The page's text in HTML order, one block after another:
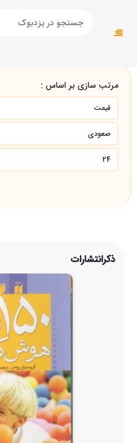
صفحه اصلی
مرتب سازی بر اساس :
ذکرانتشارات